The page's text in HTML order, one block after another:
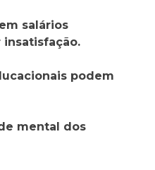
salários
podem
mental dos